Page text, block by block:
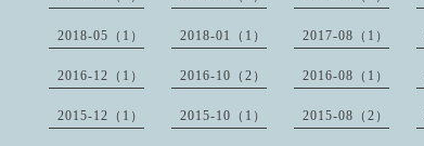
2018-05（1） 2018-01（1） 2017-08（1）
2016-12（1） 2016-10（2） 2016-08（1）
2015-12（1） 2015-10（1） 2015-08（2）